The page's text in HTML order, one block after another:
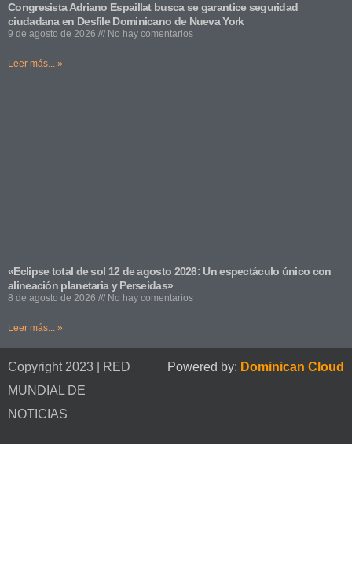
Congresista Adriano Espaillat busca se garantice seguridad
ciudadana en Desfile Dominicano de Nueva York
9 de agosto de 2026 No hay comentarios
Leer más... »
«Eclipse total de sol 12 de agosto 2026: Un espectáculo único con
alineación planetaria y Perseidas»
8 de agosto de 2026 No hay comentarios
Leer más... »
Copyright 2023 | RED
MUNDIAL DE
NOTICIAS
Powered by: Dominican Cloud